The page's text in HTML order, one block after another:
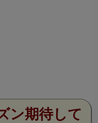
ン期待して